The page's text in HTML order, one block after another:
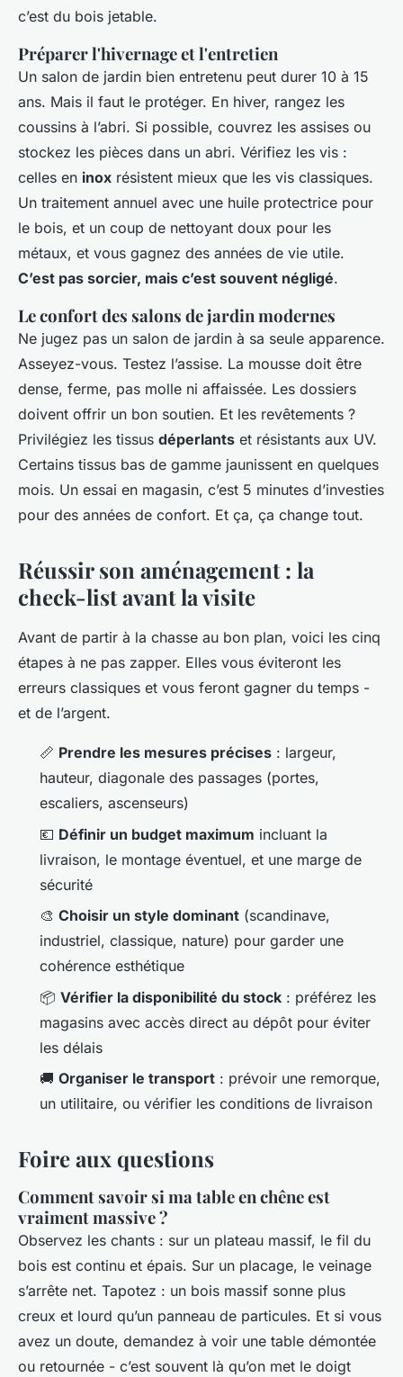
c’est du bois jetable.
Préparer l'hivernage et l'entretien
Un salon de jardin bien entretenu peut durer 10 à 15
ans. Mais il faut le protéger. En hiver, rangez les
coussins à l’abri. Si possible, couvrez les assises ou
stockez les pièces dans un abri. Vérifiez les vis :
celles en inox résistent mieux que les vis classiques.
Un traitement annuel avec une huile protectrice pour
le bois, et un coup de nettoyant doux pour les
métaux, et vous gagnez des années de vie utile.
C’est pas sorcier, mais c’est souvent négligé.
Le confort des salons de jardin modernes
Ne jugez pas un salon de jardin à sa seule apparence.
Asseyez-vous. Testez l’assise. La mousse doit être
dense, ferme, pas molle ni affaissée. Les dossiers
doivent offrir un bon soutien. Et les revêtements ?
Privilégiez les tissus déperlants et résistants aux UV.
Certains tissus bas de gamme jaunissent en quelques
mois. Un essai en magasin, c’est 5 minutes d’investies
pour des années de confort. Et ça, ça change tout.
Réussir son aménagement : la
check-list avant la visite
Avant de partir à la chasse au bon plan, voici les cinq
étapes à ne pas zapper. Elles vous éviteront les
erreurs classiques et vous feront gagner du temps -
et de l’argent.
📏 Prendre les mesures précises : largeur,
hauteur, diagonale des passages (portes,
escaliers, ascenseurs)
💶 Définir un budget maximum incluant la
livraison, le montage éventuel, et une marge de
sécurité
🎨 Choisir un style dominant (scandinave,
industriel, classique, nature) pour garder une
cohérence esthétique
📦 Vérifier la disponibilité du stock : préférez les
magasins avec accès direct au dépôt pour éviter
les délais
🚚 Organiser le transport : prévoir une remorque,
un utilitaire, ou vérifier les conditions de livraison
Foire aux questions
Comment savoir si ma table en chêne est
vraiment massive ?
Observez les chants : sur un plateau massif, le fil du
bois est continu et épais. Sur un placage, le veinage
s’arrête net. Tapotez : un bois massif sonne plus
creux et lourd qu’un panneau de particules. Et si vous
avez un doute, demandez à voir une table démontée
ou retournée - c’est souvent là qu’on met le doigt